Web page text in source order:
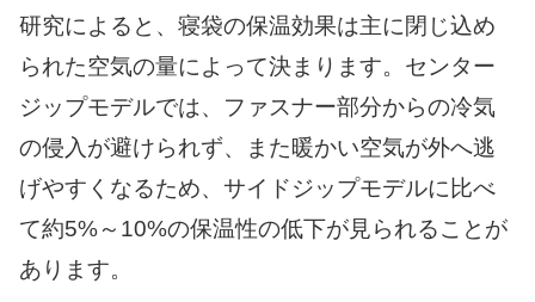
研究によると、寝袋の保温効果は主に閉じ込め
られた空気の量によって決まります。センター
ジップモデルでは、ファスナー部分からの冷気
の侵入が避けられず、また暖かい空気が外へ逃
げやすくなるため、サイドジップモデルに比べ
て約5%～10%の保温性の低下が見られることが
あります。